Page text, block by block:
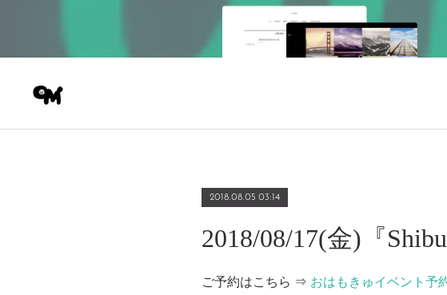
2018.08.05 03:14
2018/08/17(金)『
ご予約はこちら ⇒ おはもきゅイベント予